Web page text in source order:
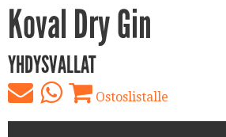
Koval Dry Gin
YHDYSVALLAT
Ostoslistalle